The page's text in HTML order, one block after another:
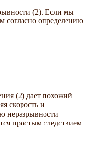
(2). Если мы
согласно определению
(2) дает похожий
скорость и
неразрывности
простым следствием